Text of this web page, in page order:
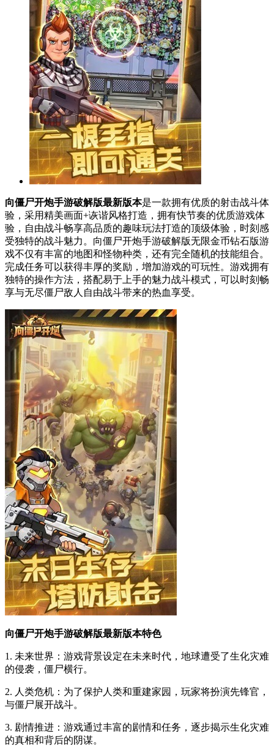
向僵尸开炮手游破解版最新版本是一款拥有优质的射击战斗体
验，采用精美画面+诙谐风格打造，拥有快节奏的优质游戏体
验，自由战斗畅享高品质的趣味玩法打造的顶级体验，时刻感
受独特的战斗魅力。向僵尸开炮手游破解版无限金币钻石版游
戏不仅有丰富的地图和怪物种类，还有完全随机的技能组合。
完成任务可以获得丰厚的奖励，增加游戏的可玩性。游戏拥有
独特的操作方法，搭配易于上手的魅力战斗模式，可以时刻畅
享与无尽僵尸敌人自由战斗带来的热血享受。
向僵尸开炮手游破解版最新版本特色
1. 未来世界：游戏背景设定在未来时代，地球遭受了生化灾难
的侵袭，僵尸横行。
2. 人类危机：为了保护人类和重建家园，玩家将扮演先锋官，
与僵尸展开战斗。
3. 剧情推进：游戏通过丰富的剧情和任务，逐步揭示生化灾难
的真相和背后的阴谋。